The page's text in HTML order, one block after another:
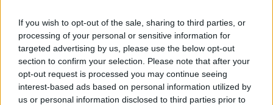
If you wish to opt-out of the sale, sharing to third parties, or
processing of your personal or sensitive information for
targeted advertising by us, please use the below opt-out
section to confirm your selection. Please note that after your
opt-out request is processed you may continue seeing
interest-based ads based on personal information utilized by
us or personal information disclosed to third parties prior to
Haag Hammamet Hania Hannover
Hanoi
Helsingborg Helsinki
Ho Chi Minh City
Hong Kong
Honolulu Houston Hua Hin